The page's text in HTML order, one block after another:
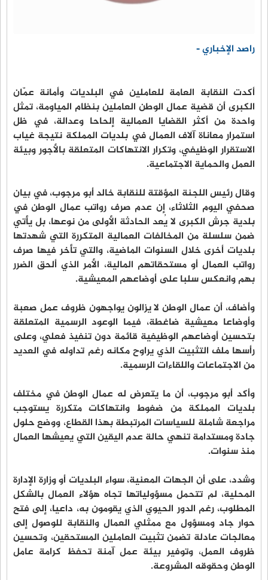
راصد الإخباري -
أكدت النقابة العامة للعاملين في البلديات وأمانة عمّان
الكبرى أن قضية عمال الوطن العاملين بنظام المياومة، تمثل
واحدة من أكثر القضايا العمالية إلحاحا وعدالة، في ظل
استمرار معاناة آلاف العمال في بلديات المملكة نتيجة غياب
الاستقرار الوظيفي، وتكرار الانتهاكات المتعلقة بالأجور وبيئة
العمل والحماية الاجتماعية.
وقال رئيس اللجنة المؤقتة للنقابة خالد أبو مرجوب، في بيان
صحفي اليوم الثلاثاء، إن عدم صرف رواتب عمال الوطن في
بلدية جرش الكبرى لا يُعد الحادثة الأولى من نوعها، بل يأتي
ضمن سلسلة من المخالفات العمالية المتكررة التي شهدتها
بلديات أخرى خلال السنوات الماضية، والتي تأخر فيها صرف
رواتب العمال أو مستحقاتهم المالية، الأمر الذي ألحق الضرر
بهم وانعكس سلبا على أوضاعهم المعيشية.
وأضاف، أن عمال الوطن لا يزالون يواجهون ظروف عمل صعبة
وأوضاعا معيشية ضاغطة، فيما الوعود الرسمية المتعلقة
بتحسين أوضاعهم الوظيفية قائمة دون تنفيذ فعلي، وعلى
رأسها ملف التثبيت الذي يراوح مكانه رغم تداوله في العديد
من الاجتماعات واللقاءات الرسمية.
وأكد أبو مرجوب، أن ما يتعرض له عمال الوطن في مختلف
بلديات المملكة من ضغوط وانتهاكات متكررة يستوجب
مراجعة شاملة للسياسات المرتبطة بهذا القطاع، ووضع حلول
جادة ومستدامة تنهي حالة عدم اليقين التي يعيشها العمال
منذ سنوات.
وشدد، على أن الجهات المعنية، سواء البلديات أو وزارة الإدارة
المحلية، لم تتحمل مسؤولياتها تجاه هؤلاء العمال بالشكل
المطلوب، رغم الدور الحيوي الذي يقومون به، داعيا، إلى فتح
حوار جاد ومسؤول مع ممثلي العمال والنقابة للوصول إلى
معالجات عادلة تضمن تثبيت العاملين المستحقين، وتحسين
ظروف العمل، وتوفير بيئة عمل آمنة تحفظ كرامة عامل
الوطن وحقوقه المشروعة.